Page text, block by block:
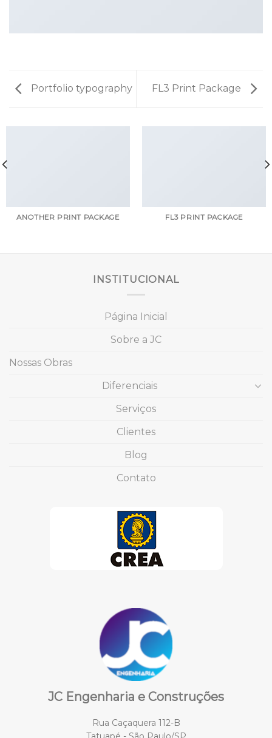
Portfolio typography FL3 Print Package
ANOTHER PRINT PACKAGE FL3 PRINT PACKAGE
INSTITUCIONAL
Página Inicial
Sobre a JC
Nossas Obras
Diferenciais
Serviços
Clientes
Blog
Contato
JC Engenharia e Construções
Rua Caçaquera 112-B